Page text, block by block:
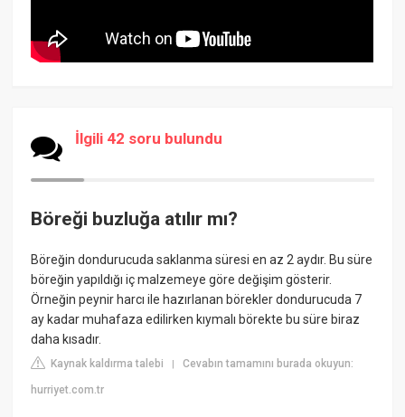
İlgili 42 soru bulundu
Böreği buzluğa atılır mı?
Böreğin dondurucuda saklanma süresi en az 2 aydır. Bu süre
böreğin yapıldığı iç malzemeye göre değişim gösterir.
Örneğin peynir harcı ile hazırlanan börekler dondurucuda 7
ay kadar muhafaza edilirken kıymalı börekte bu süre biraz
daha kısadır.
Kaynak kaldırma talebi |Cevabın tamamını burada okuyun:
hurriyet.com.tr